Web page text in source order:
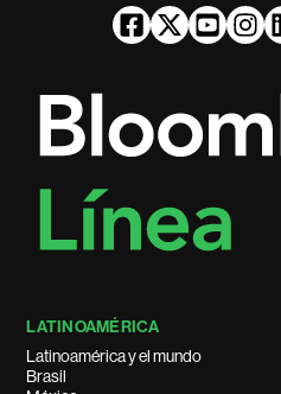
LATINOAMÉRICA
Latinoamérica y el mundo
Brasil